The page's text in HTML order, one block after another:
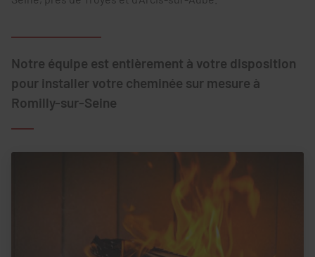
Notre équipe est entièrement à votre disposition
pour installer votre cheminée sur mesure à
Romilly-sur-Seine